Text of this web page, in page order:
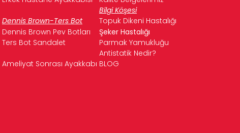
Bilgi Köşesi
Dennis Brown-Ters Bot
Topuk Dikeni Hastalığı
Dennis Brown Pev Botları
Şeker Hastalığı
Ters Bot Sandalet
Parmak Yamukluğu
Antistatik Nedir?
Ameliyat Sonrası Ayakkabı BLOG